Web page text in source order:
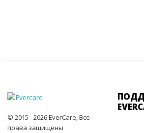
© 2015 - 2026 EverCare, Все
права защищены